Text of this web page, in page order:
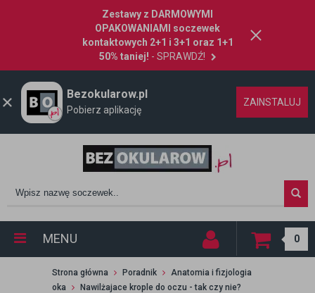
Zestawy z DARMOWYMI
OPAKOWANIAMI soczewek
kontaktowych 2+1 i 3+1 oraz 1+1
50% taniej! - SPRAWDŹ!
Bezokularow.pl
Pobierz aplikację
ZAINSTALUJ
MENU 0
Strona główna Poradnik
Anatomia i fizjologia
oka
Nawilżajace krople do oczu - tak czy nie?